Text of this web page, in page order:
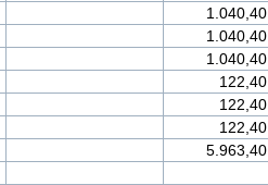
1.040,40
1.040,40
1.040,40
122,40
122,40
122,40
5.963,40